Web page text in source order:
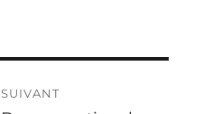
SUIVANT